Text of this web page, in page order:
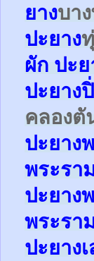
ยางบา
ปะยาง
ผัก ปะย
ปะยาง
คลองตั
ปะยาง
พระรา
ปะยาง
พระรา
ปะยาง